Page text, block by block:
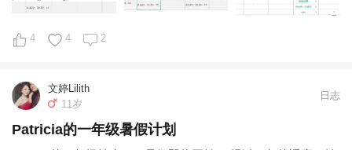
4 4 2
文婷Lilith
11岁
日志
Patricia的一年级暑假计划